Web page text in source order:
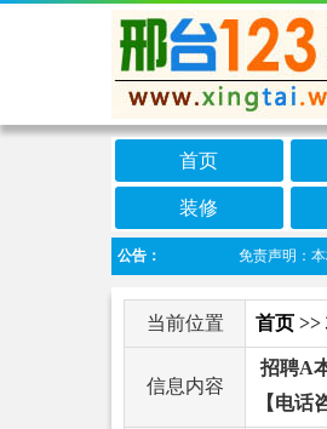
首页
装修
公告： 免责声明：本
当前位置 首页 >>
信息内容
招聘A
【电话